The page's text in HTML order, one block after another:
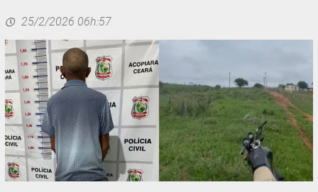
25/2/2026 06h:57